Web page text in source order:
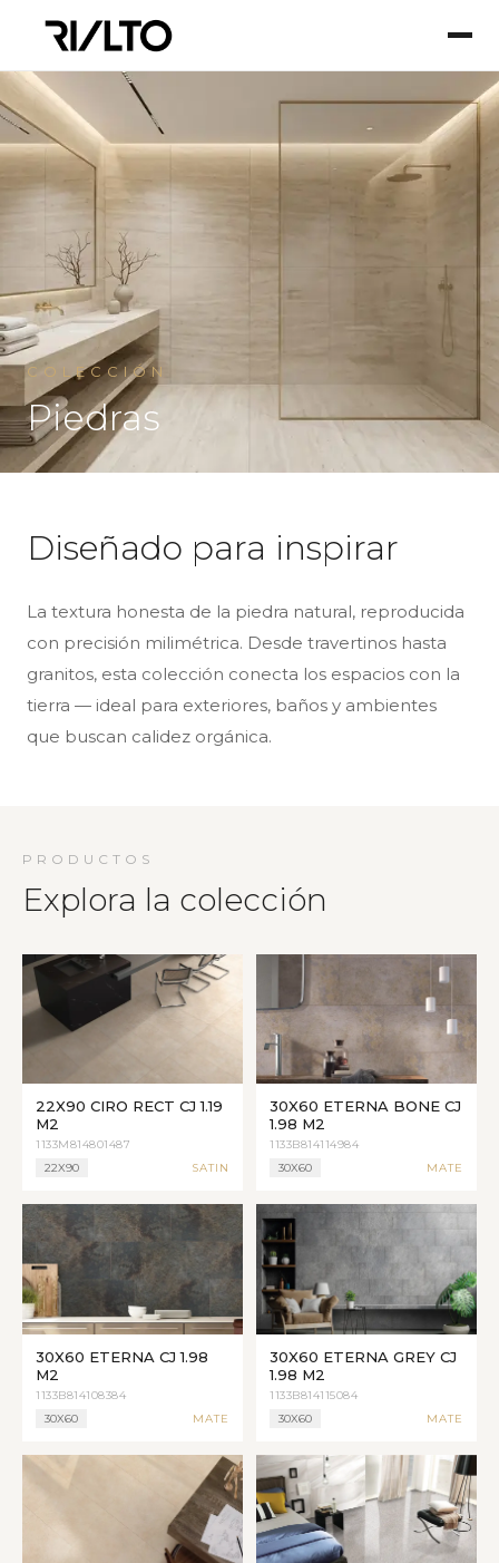
COLECCIÓN
Piedras
Diseñado para inspirar
La textura honesta de la piedra natural, reproducida
con precisión milimétrica. Desde travertinos hasta
granitos, esta colección conecta los espacios con la
tierra — ideal para exteriores, baños y ambientes
que buscan calidez orgánica.
PRODUCTOS
Explora la colección
22X90 CIRO RECT CJ 1.19
M2
1133M814801487
22X90
SATIN
30X60 ETERNA BONE CJ
1.98 M2
1133B814114984
30X60
MATE
30X60 ETERNA CJ 1.98
M2
1133B814108384
30X60
MATE
30X60 ETERNA GREY CJ
1.98 M2
1133B814115084
30X60
MATE